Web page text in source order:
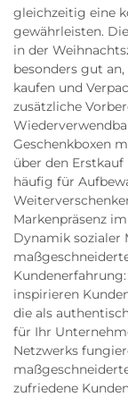
gleichzeitig eine
gewährleisten.
in der
besonders gut
kaufen und
zusätzliche
Geschenkboxen
über den
häufig für
Markenpräsenz
Dynamik sozialer
inspirieren
die als
für Ihr
Netzwerks
zufriedene